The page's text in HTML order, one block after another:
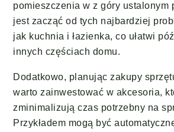
pomieszczenia w z góry ustalonym
jest zacząć od tych najbardziej
jak kuchnia i łazienka, co ułatwi
innych częściach domu.
Dodatkowo, planując zakupy
warto zainwestować w akcesoria,
zminimalizują czas potrzebny na
Przykładem mogą być